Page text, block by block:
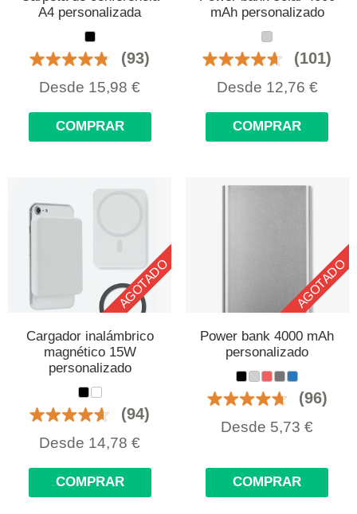
A4 personalizada
(93)
Desde 15,98 €
COMPRAR
mAh personalizado
(101)
Desde 12,76 €
COMPRAR
AGOTADO
Cargador inalámbrico
magnético 15W
personalizado
(94)
Desde 14,78 €
COMPRAR
AGOTADO
Power bank 4000 mAh
personalizado
(96)
Desde 5,73 €
COMPRAR